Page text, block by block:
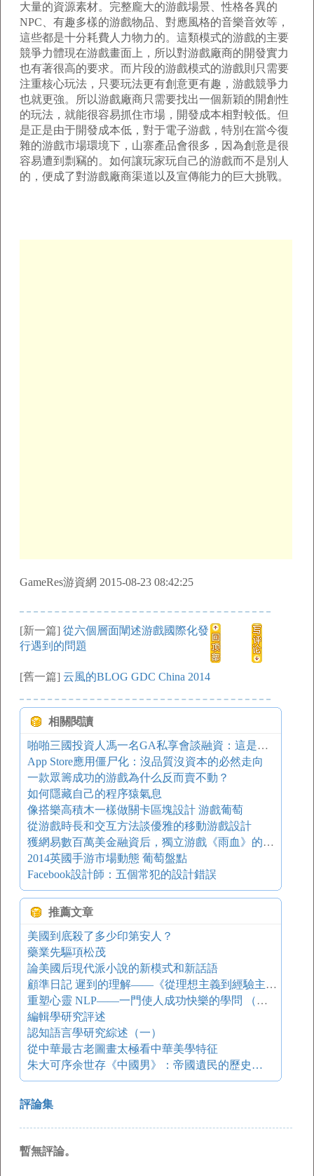
大量的資源素材。完整龐大的游戲場景、性格各異的
NPC、有趣多樣的游戲物品、對應風格的音樂音效等，
這些都是十分耗費人力物力的。這類模式的游戲的主要
競爭力體現在游戲畫面上，所以對游戲廠商的開發實力
也有著很高的要求。而片段的游戲模式的游戲則只需要
注重核心玩法，只要玩法更有創意更有趣，游戲競爭力
也就更強。所以游戲廠商只需要找出一個新穎的開創性
的玩法，就能很容易抓住市場，開發成本相對較低。但
是正是由于開發成本低，對于電子游戲，特別在當今復
雜的游戲市場環境下，山寨產品會很多，因為創意是很
容易遭到剽竊的。如何讓玩家玩自己的游戲而不是別人
的，便成了對游戲廠商渠道以及宣傳能力的巨大挑戰。
GameRes游資網 2015-08-23 08:42:25
[新一篇] 從六個層面闡述游戲國際化發
行遇到的問題
[舊一篇] 云風的BLOG GDC China 2014
相關閱讀
啪啪三國投資人馮一名GA私享會談融資：這是游戲從業者最好的時代
App Store應用僵尸化：沒品質沒資本的必然走向
一款眾籌成功的游戲為什么反而賣不動？
如何隱藏自己的程序猿氣息
像搭樂高積木一樣做關卡區塊設計 游戲葡萄
從游戲時長和交互方法談優雅的移動游戲設計
獲網易數百萬美金融資后，獨立游戲《雨血》的大眾化之路
2014英國手游市場動態 葡萄盤點
Facebook設計師：五個常犯的設計錯誤
推薦文章
美國到底殺了多少印第安人？
藥業先驅項松茂
論美國后現代派小說的新模式和新話語
顧準日記 遲到的理解——《從理想主義到經驗主義》讀后附記
重塑心靈 NLP——一門使人成功快樂的學問 （二）
編輯學研究評述
認知語言學研究綜述（一）
從中華最古老圖畫太極看中華美學特征
朱大可序余世存《中國男》：帝國遺民的歷史…
評論集
暫無評論。